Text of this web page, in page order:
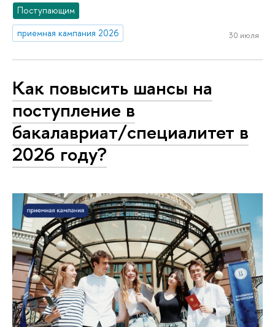
Поступающим
приемная кампания 2026
30 июля
Как повысить шансы на
поступление в
бакалавриат/специалитет в
2026 году?